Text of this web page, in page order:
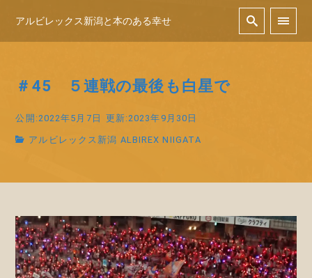
アルビレックス新潟と本のある幸せ
＃45 ５連戦の最後も白星で
公開:2022年5月7日 更新:2023年9月30日
アルビレックス新潟 ALBIREX NIIGATA